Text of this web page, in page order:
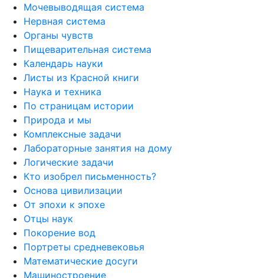
Мочевыводящая система
Нервная система
Органы чувств
Пищеварительная система
Календарь науки
Листы из Красной книги
Наука и техника
По страницам истории
Природа и мы
Комплексные задачи
Лабораторные занятия на дому
Логические задачи
Кто изобрел письменность?
Основа цивилизации
От эпохи к эпохе
Отцы наук
Покорение вод
Портреты средневековья
Математические досуги
Машиностроение